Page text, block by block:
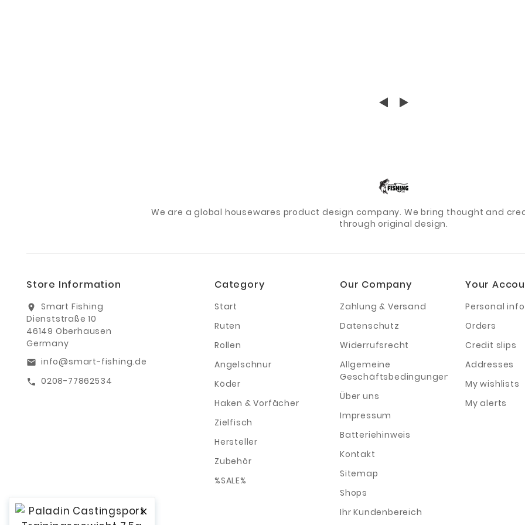

We are a global housewares product design company. We bring thought and
through original design.
Store Information
location_on
Smart Fishing
Dienststraße 10
46149 Oberhausen
Germany
email info@smart-fishing.de
call 0208-77862534
Category
Start
Ruten
Rollen
Angelschnur
Köder
Haken & Vorfächer
Zielfisch
Hersteller
Zubehör
%SALE%
Our Company
Zahlung & Versand
Datenschutz
Widerrufsrecht
Allgemeine
Geschäftsbedingungen
Über uns
Impressum
Batteriehinweis
Kontakt
Sitemap
Shops
Ihr Kundenbereich
Your
Personal info
Orders
Credit slips
Addresses
My wishlists
My alerts